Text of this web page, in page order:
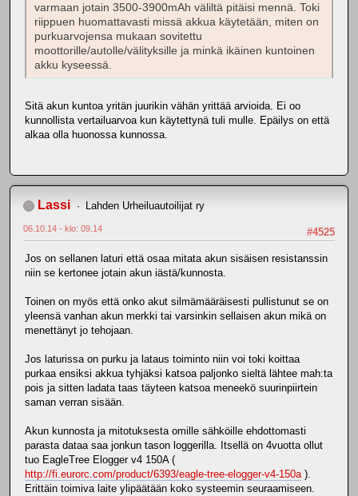
varmaan jotain 3500-3900mAh väliltä pitäisi mennä. Toki
riippuen huomattavasti missä akkua käytetään, miten on
purkuarvojensa mukaan sovitettu
moottorille/autolle/välityksille ja minkä ikäinen kuntoinen
akku kyseessä.
Sitä akun kuntoa yritän juurikin vähän yrittää arvioida. Ei oo
kunnollista vertailuarvoa kun käytettynä tuli mulle. Epäilys on että
alkaa olla huonossa kunnossa.
Lassi Lahden Urheiluautoilijat ry
#4525
06.10.14 - klo: 09.14
Jos on sellanen laturi että osaa mitata akun sisäisen resistanssin
niin se kertonee jotain akun iästä/kunnosta.
Toinen on myös että onko akut silmämääräisesti pullistunut se on
yleensä vanhan akun merkki tai varsinkin sellaisen akun mikä on
menettänyt jo tehojaan.
Jos laturissa on purku ja lataus toiminto niin voi toki koittaa
purkaa ensiksi akkua tyhjäksi katsoa paljonko sieltä lähtee mah:ta
pois ja sitten ladata taas täyteen katsoa meneekö suurinpiirtein
saman verran sisään.
Akun kunnosta ja mitotuksesta omille sähköille ehdottomasti
parasta dataa saa jonkun tason loggerilla. Itsellä on 4vuotta ollut
tuo EagleTree Elogger v4 150A (
http://fi.eurorc.com/product/6393/eagle-tree-elogger-v4-150a).
Erittäin toimiva laite ylipäätään koko systeemin seuraamiseen.